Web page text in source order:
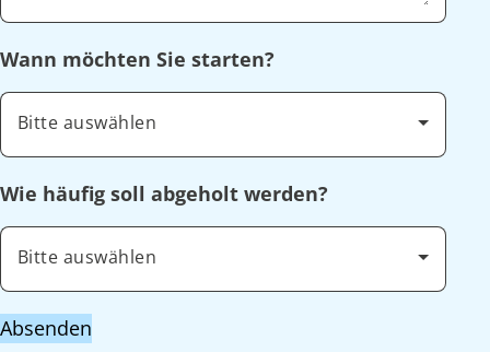
Wann möchten Sie starten?
Bitte auswählen
Wie häufig soll abgeholt werden?
Bitte auswählen
Absenden